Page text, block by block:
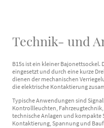
Technik- und
B15s ist ein kleiner Bajonettsockel.
eingesetzt und durch eine kurze
dienen der mechanischen
die elektrische Kontaktierung
Typische Anwendungen sind
Kontrollleuchten,
technische Anlagen und kompakte
Kontaktierung, Spannung und